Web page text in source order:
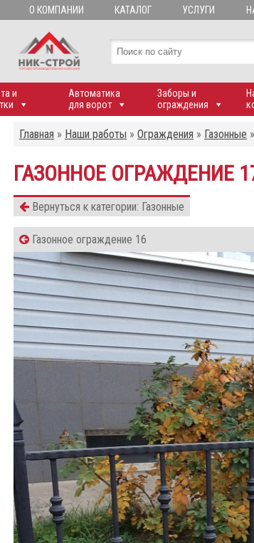
О КОМПАНИИ КАТАЛОГ УСЛУГИ
и
Автоматика
для ворот
Заборы и
ограждения
Главная » Наши работы » Ограждения » Газонные »
ГАЗОННОЕ ОГРАЖДЕНИЕ
Вернуться к категории: Газонные
Газонное ограждение 16